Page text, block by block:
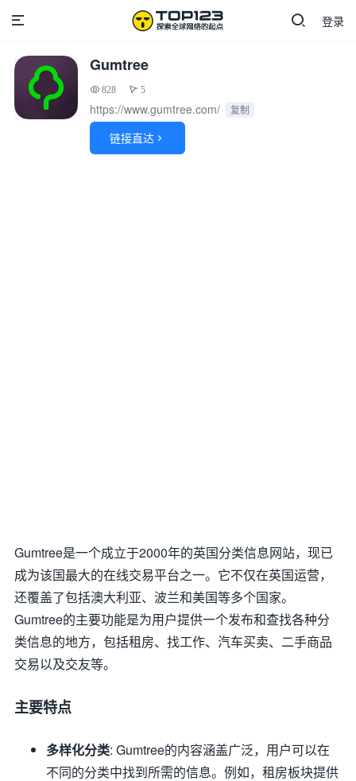
登录
Gumtree
828 5
https://www.gumtree.com/ 复制
链接直达 
Gumtree是一个成立于2000年的英国分类信息网站，现已
成为该国最大的在线交易平台之一。它不仅在英国运营，
还覆盖了包括澳大利亚、波兰和美国等多个国家。
Gumtree的主要功能是为用户提供一个发布和查找各种分
类信息的地方，包括租房、找工作、汽车买卖、二手商品
交易以及交友等。
主要特点
多样化分类: Gumtree的内容涵盖广泛，用户可以在
不同的分类中找到所需的信息。例如，租房板块提供